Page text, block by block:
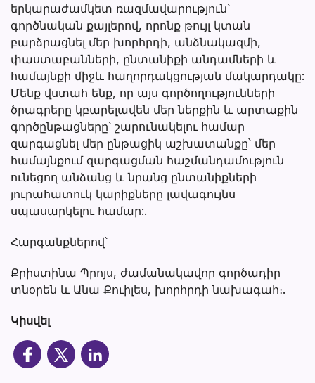
երկարաժամկետ ռազմավարություն՝
գործնական քայլերով, որոնք թույլ կտան
բարձրացնել մեր խորհրդի, անձնակազմի,
փաստաբանների, ընտանիքի անդամների և
համայնքի միջև հաղորդակցության մակարդակը:
Մենք վստահ ենք, որ այս գործողությունների
ծրագրերը կբարելավեն մեր ներքին և արտաքին
գործընթացները՝ շարունակելու համար
զարգացնել մեր ընթացիկ աշխատանքը՝ մեր
համայնքում զարգացման հաշմանդամություն
ունեցող անձանց և նրանց ընտանիքների
յուրահատուկ կարիքները լավագույնս
սպասարկելու համար:.
Հարգանքներով՝
Քրիստինա Պրոյս, ժամանակավոր գործադիր
տնօրեն և Անա Քուիլես, խորհրդի նախագահ։.
Կիսվել